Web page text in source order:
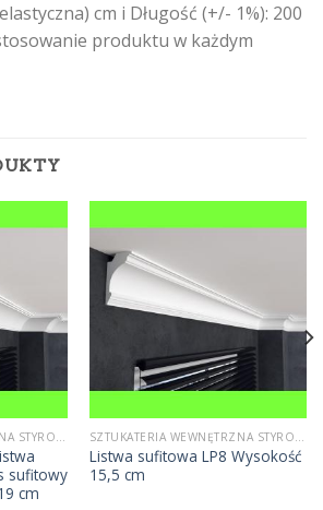
cm i Długość (+/- 1%): 200
produktu w każdym
SZTUKATERIA WEWNĘTRZNA STYROPIANOWA
sufitowy
cm
SZTUKATERIA WEWNĘTRZNA STYROPIANOWA
Listwa sufitowa LP8 Wysokość
15,5 cm